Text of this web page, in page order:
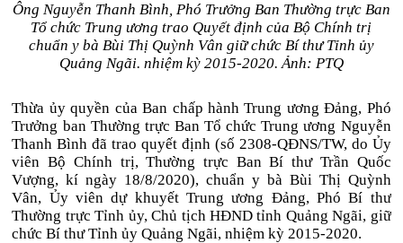
Ông Nguyễn Thanh Bình, Phó Trưởng Ban Thường trực Ban
Tổ chức Trung ương trao Quyết định của Bộ Chính trị
chuẩn y bà Bùi Thị Quỳnh Vân giữ chức Bí thư Tỉnh ủy
Quảng Ngãi. nhiệm kỳ 2015-2020. Ảnh: PTQ
Thừa ủy quyền của Ban chấp hành Trung ương Đảng, Phó
Trưởng ban Thường trực Ban Tổ chức Trung ương Nguyễn
Thanh Bình đã trao quyết định (số 2308-QĐNS/TW, do Ủy
viên Bộ Chính trị, Thường trực Ban Bí thư Trần Quốc
Vượng, kí ngày 18/8/2020), chuẩn y bà Bùi Thị Quỳnh
Vân, Ủy viên dự khuyết Trung ương Đảng, Phó Bí thư
Thường trực Tỉnh ủy, Chủ tịch HĐND tỉnh Quảng Ngãi, giữ
chức Bí thư Tỉnh ủy Quảng Ngãi, nhiệm kỳ 2015-2020.